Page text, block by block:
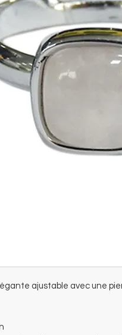
ajustable avec une